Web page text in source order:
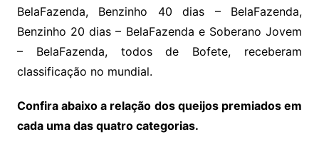
BelaFazenda, Benzinho 40 dias – BelaFazenda,
Benzinho 20 dias – BelaFazenda e Soberano Jovem
– BelaFazenda, todos de Bofete, receberam
classificação no mundial.
Confira abaixo a relação dos queijos premiados em
cada uma das quatro categorias.